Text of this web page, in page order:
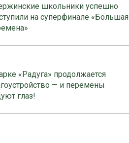
школьники успешно
на суперфинале «Большая
«Радуга» продолжается
— и перемены
глаз!